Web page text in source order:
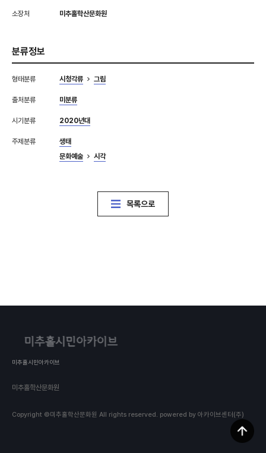
소장처 미추홀학산문화원
분류정보
형태분류 시청각류 그림
출처분류 미분류
시기분류 2020년대
주제분류
생태
문화예술
시각
목록으로
미추홀시민아카이브
미추홀학산문화원
Copyright ©미추홀학산문화원 All rights reserved. powered by 아카이브센터(주)